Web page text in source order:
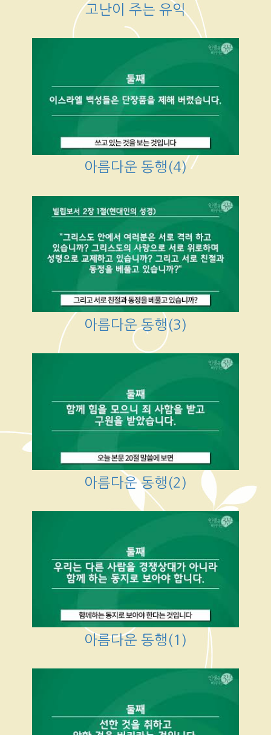
고난이 주는 유익
아름다운 동행(4)
아름다운 동행(3)
아름다운 동행(2)
아름다운 동행(1)